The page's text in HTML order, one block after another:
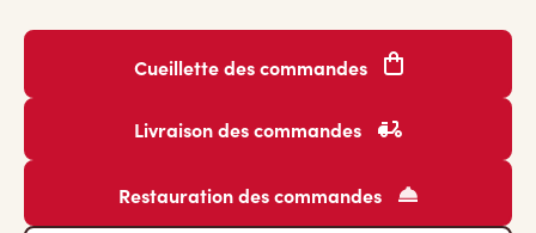
Cueillette des commandes
Livraison des commandes
Restauration des commandes